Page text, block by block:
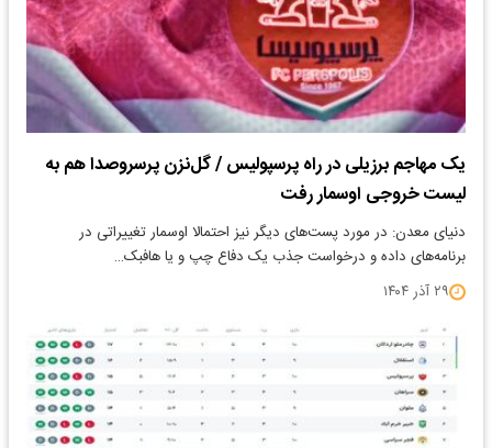
یک مهاجم برزیلی در راه پرسپولیس / گل‌نزن پرسروصدا هم به
لیست خروجی اوسمار رفت
دنیای معدن: در مورد پست‌های دیگر نیز احتمالا اوسمار تغییراتی در
برنامه‌های داده و درخواست جذب یک دفاع چپ و یا هافبک…
۲۹ آذر ۱۴۰۴